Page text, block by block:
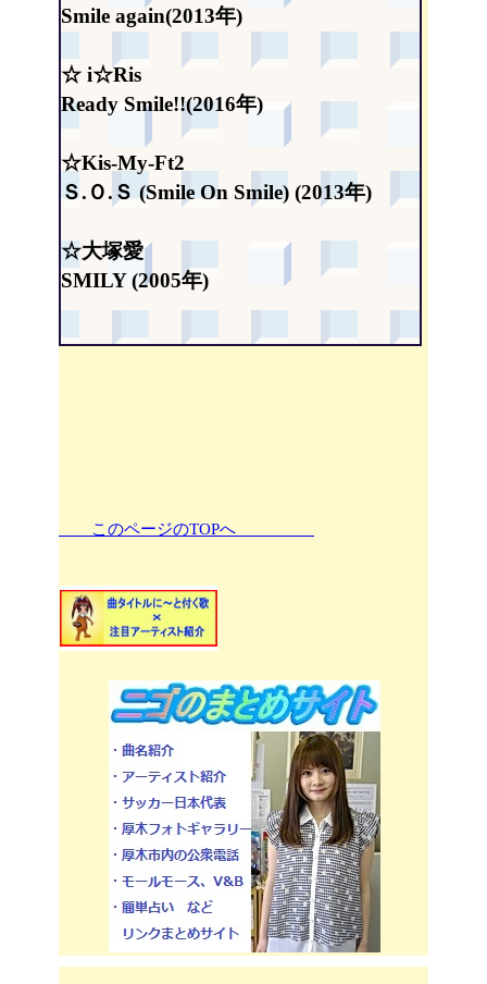
Smile again(2013年)
☆ i☆Ris
Ready Smile!!(2016年)
☆Kis-My-Ft2
Ｓ.Ｏ.Ｓ (Smile On Smile) (2013年)
☆大塚愛
SMILY (2005年)
このページのTOPへ